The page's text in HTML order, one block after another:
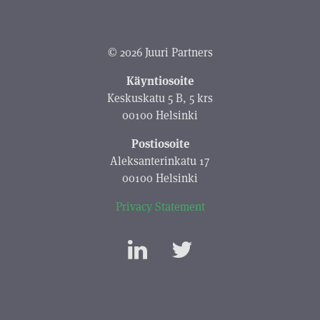
© 2026 Juuri Partners
Käyntiosoite
Keskuskatu 5 B, 5 krs
00100 Helsinki
Postiosoite
Aleksanterinkatu 17
00100 Helsinki
Privacy Statement